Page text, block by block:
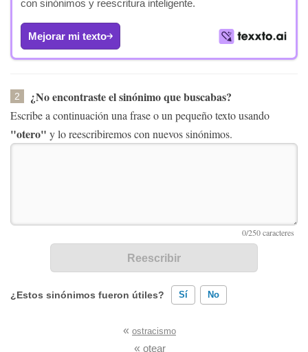
con sinónimos y reescritura inteligente.
Mejorar mi texto
2 ¿No encontraste el sinónimo que buscabas?
Escribe a continuación una frase o un pequeño texto usando
"otero" y lo reescribiremos con nuevos sinónimos.
¿Estos sinónimos fueron útiles? Sí No
Existen sinónimos incorrectos
« ostracismo
« otear